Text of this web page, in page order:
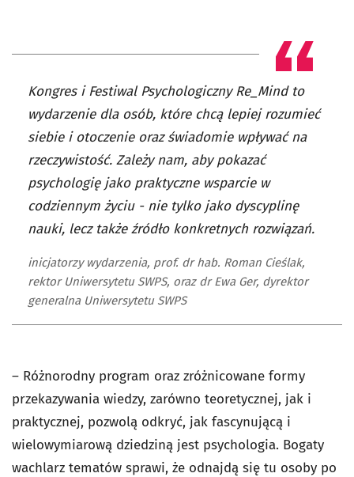
Kongres i Festiwal Psychologiczny Re_Mind to
wydarzenie dla osób, które chcą lepiej rozumieć
siebie i otoczenie oraz świadomie wpływać na
rzeczywistość. Zależy nam, aby pokazać
psychologię jako praktyczne wsparcie w
codziennym życiu - nie tylko jako dyscyplinę
nauki, lecz także źródło konkretnych rozwiązań.
inicjatorzy wydarzenia, prof. dr hab. Roman Cieślak,
rektor Uniwersytetu SWPS, oraz dr Ewa Ger, dyrektor
generalna Uniwersytetu SWPS
– Różnorodny program oraz zróżnicowane formy
przekazywania wiedzy, zarówno teoretycznej, jak i
praktycznej, pozwolą odkryć, jak fascynującą i
wielowymiarową dziedziną jest psychologia. Bogaty
wachlarz tematów sprawi, że odnajdą się tu osoby po